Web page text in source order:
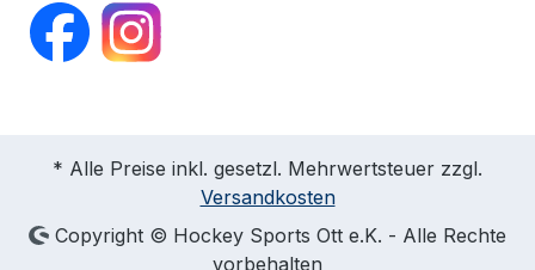
* Alle Preise inkl. gesetzl. Mehrwertsteuer zzgl.
Versandkosten
Copyright © Hockey Sports Ott e.K. - Alle Rechte
vorbehalten